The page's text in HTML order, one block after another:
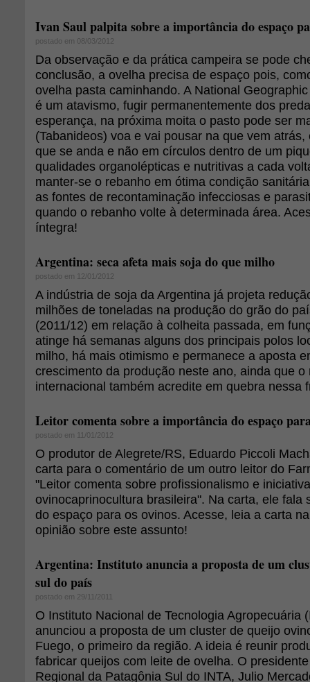
Ivan Saul palpita sobre a importância do espaço
postado em 08/03/2012
Da observação e da prática campeira se pode
conclusão, a ovelha precisa de espaço pois,
ovelha pasta caminhando. A National
é um atavismo, fugir permanentemente dos
esperança, na próxima moita o pasto pode ser
(Tabanideos) voa e vai pousar na que vem
que se anda e não em círculos dentro de um
qualidades organolépticas e nutritivas a cada
manter-se o rebanho em ótima condição
as fontes de recontaminação infecciosas e
quando o rebanho volte à determinada área.
íntegra!
Argentina: seca afeta mais soja do que milho
postado em 12/01/2012
A indústria de soja da Argentina já projeta
milhões de toneladas na produção do grão do
(2011/12) em relação à colheita passada, em
atinge há semanas alguns dos principais polos
milho, há mais otimismo e permanece a aposta
crescimento da produção neste ano, ainda que o
internacional também acredite em quebra nessa
Leitor comenta sobre a importância do espaço
postado em 11/01/2012
O produtor de Alegrete/RS, Eduardo Piccoli
carta para o comentário de um outro leitor do
"Leitor comenta sobre profissionalismo e
ovinocaprinocultura brasileira". Na carta, ele fala
do espaço para os ovinos. Acesse, leia a carta
opinião sobre este assunto!
Argentina: Instituto anuncia a proposta de um
sul do país
postado em 29/11/2011
O Instituto Nacional de Tecnologia Agropecuária
anunciou a proposta de um cluster de queijo
Fuego, o primeiro da região. A ideia é reunir
fabricar queijos com leite de ovelha. O
Regional da Patagônia Sul do INTA, Julio